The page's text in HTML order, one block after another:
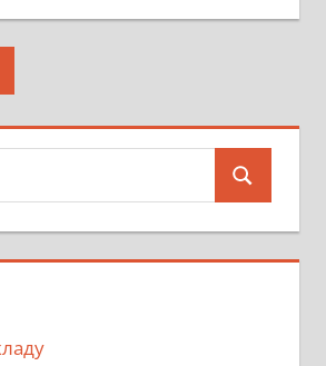
Пошук